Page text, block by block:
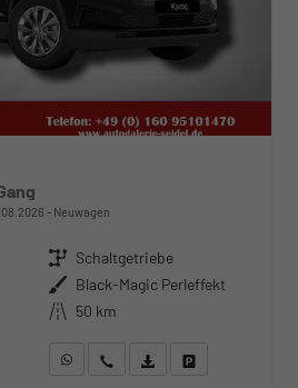
Neuwagen
Getriebe Schaltgetriebe
Außenfarbe Black-Magic Perleffekt
Kilometerstand 50 km
WhatsApp anfragen
Wir rufen Sie anFahrzeugexposé (PDF)